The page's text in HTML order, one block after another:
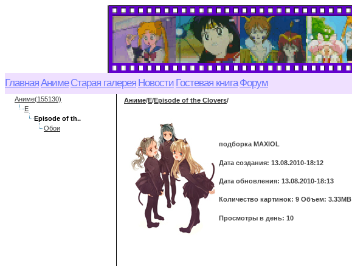
ГлавнаяАниме Старая галерея Новости Гостевая книга Форум
Аниме(155130)
E
Episode of th..
Обои
Аниме/E/Episode of the Clovers/
подборка MAXIOL
Дата создания: 13.08.2010-18:12
Дата обновления: 13.08.2010-18:13
Количество картинок: 9 Объем: 3.33MB
Просмотры в день: 10